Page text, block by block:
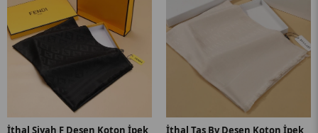
İthal Siyah F Desen Koton İpek İthal Taş Bv Desen Koton İpek